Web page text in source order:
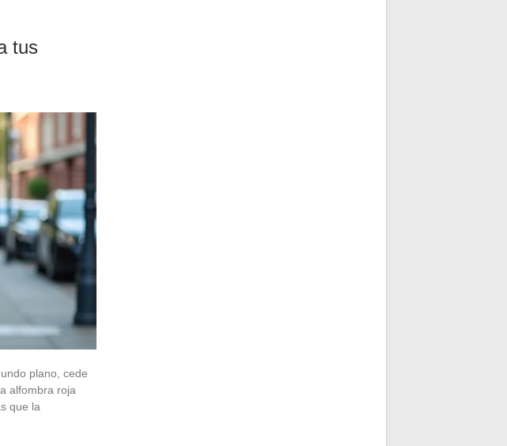
tus
plano, cede
alfombra roja
que la